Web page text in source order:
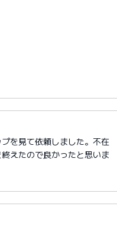
を見て依頼しました。不在
えたので良かったと思いま